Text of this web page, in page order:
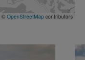
© OpenStreetMap contributors